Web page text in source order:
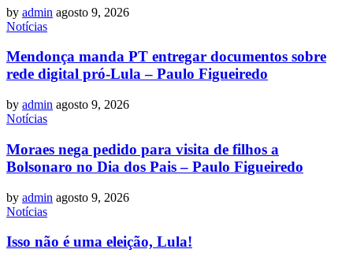
by admin agosto 9, 2026
Notícias
Mendonça manda PT entregar documentos sobre
rede digital pró-Lula – Paulo Figueiredo
by admin agosto 9, 2026
Notícias
Moraes nega pedido para visita de filhos a
Bolsonaro no Dia dos Pais – Paulo Figueiredo
by admin agosto 9, 2026
Notícias
Isso não é uma eleição, Lula!